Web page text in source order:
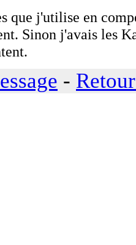
que j'utilise en
Sinon j'avais les
-